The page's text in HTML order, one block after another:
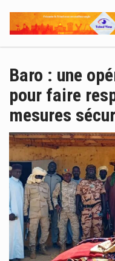
Baro : une
pour faire
mesures